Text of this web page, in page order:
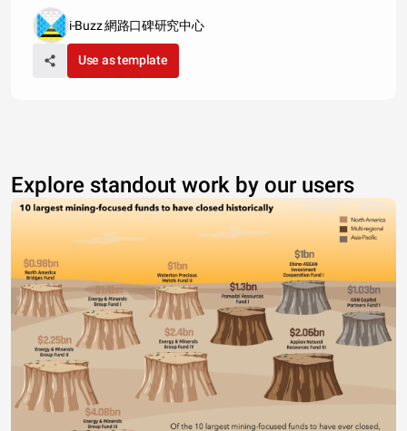
i-Buzz 網路口碑研究中心
Use as template
Explore standout work by our users